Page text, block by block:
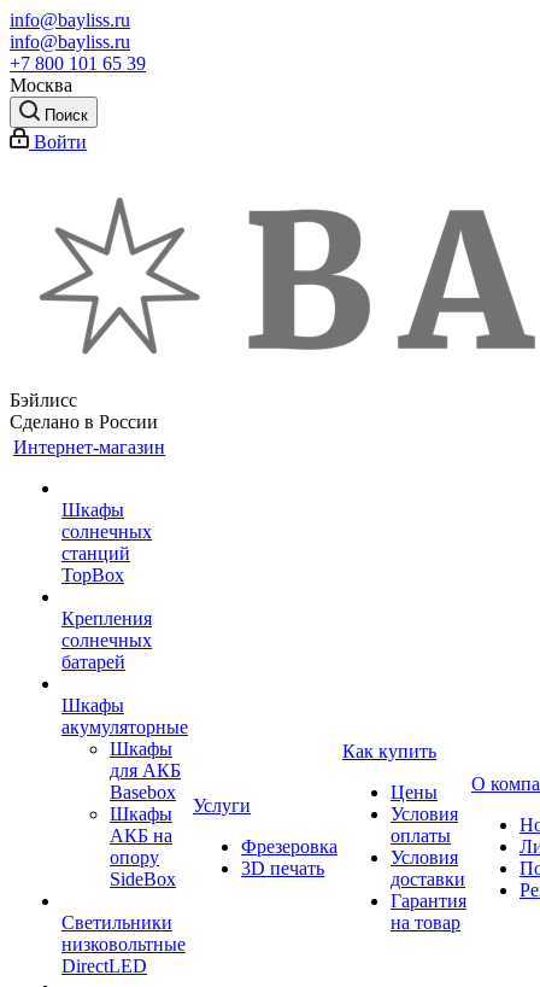
info@bayliss.ru
info@bayliss.ru
+7 800 101 65 39
Москва
Поиск
Войти
Бэйлисс
Сделано в России
Интернет-магазин
Шкафы
солнечных
станций
TopBox
Крепления
солнечных
батарей
Шкафы
акумуляторные
Шкафы
для АКБ
Basebox
Шкафы
АКБ на
опору
SideBox
Светильники
низковольтные
DirectLED
Услуги
Фрезеровка
3D печать
Как купить
Цены
Условия
оплаты
Условия
доставки
Гарантия
на товар
О